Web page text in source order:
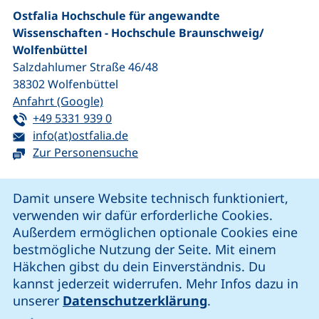
Damit unsere Website technisch funktioniert,
verwenden wir dafür erforderliche Cookies.
Außerdem ermöglichen optionale Cookies eine
bestmögliche Nutzung der Seite. Mit einem
Häkchen gibst du dein Einverständnis. Du
kannst jederzeit widerrufen. Mehr Infos dazu in
unserer Datenschutzerklärung.
Ostfalia Hochschule für angewandte
Wissenschaften - Hochschule Braunschweig/​
Wolfenbüttel
Salzdahlumer Straße 46/48
38302Wolfenbüttel
Anfahrt (Google)(externer Link, öffnet neues Fenster)
Tel:
+49 5331 939 0(startet einen Telefonanruf, wenn Ihr
E-Mail:
info(at)ostfalia.de(öffnet Ihr E-Mail-Programm)
Zur Personensuche
unsere Facebook-Seite (externer Link, öffnet neues
unsere LinkedIn-Seite (externer Link, öffnet
unsere Instagram-Seite (externer Link,
unsere YouTube-Seite (externer
Cookie-Einstellungen
Impressum